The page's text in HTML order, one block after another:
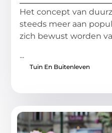
Het concept van
steeds meer aan
zich bewust worden
...
Tuin En Buitenleven